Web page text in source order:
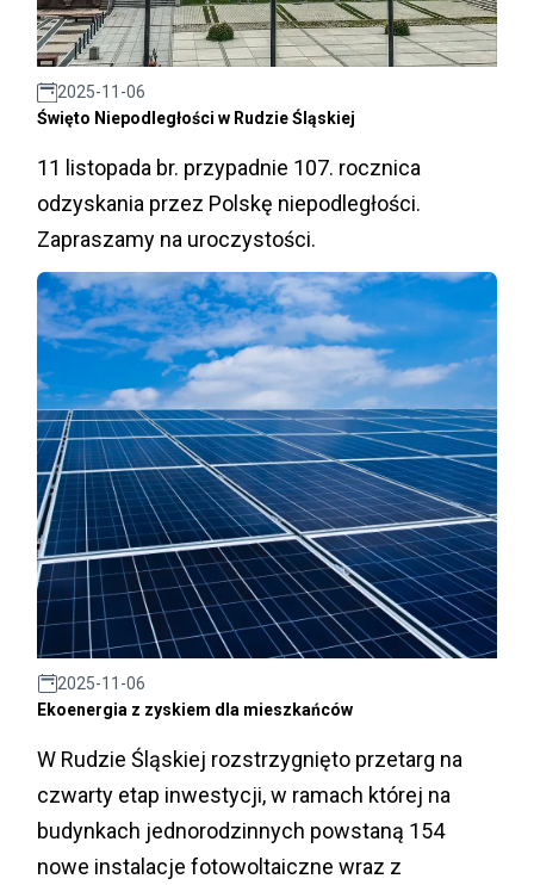
2025-11-06
Święto Niepodległości w Rudzie Śląskiej
11 listopada br. przypadnie 107. rocznica
odzyskania przez Polskę niepodległości.
Zapraszamy na uroczystości.
2025-11-06
Ekoenergia z zyskiem dla mieszkańców
W Rudzie Śląskiej rozstrzygnięto przetarg na
czwarty etap inwestycji, w ramach której na
budynkach jednorodzinnych powstaną 154
nowe instalacje fotowoltaiczne wraz z